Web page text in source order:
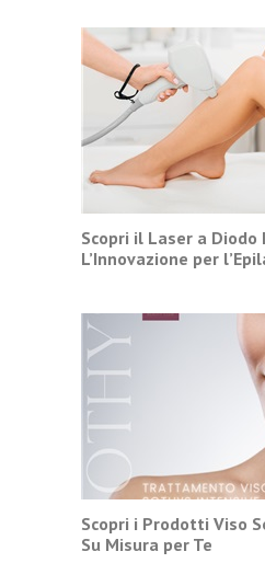
Scopri il Laser a
L’Innovazione per
Scopri i Prodotti Viso
Su Misura per Te